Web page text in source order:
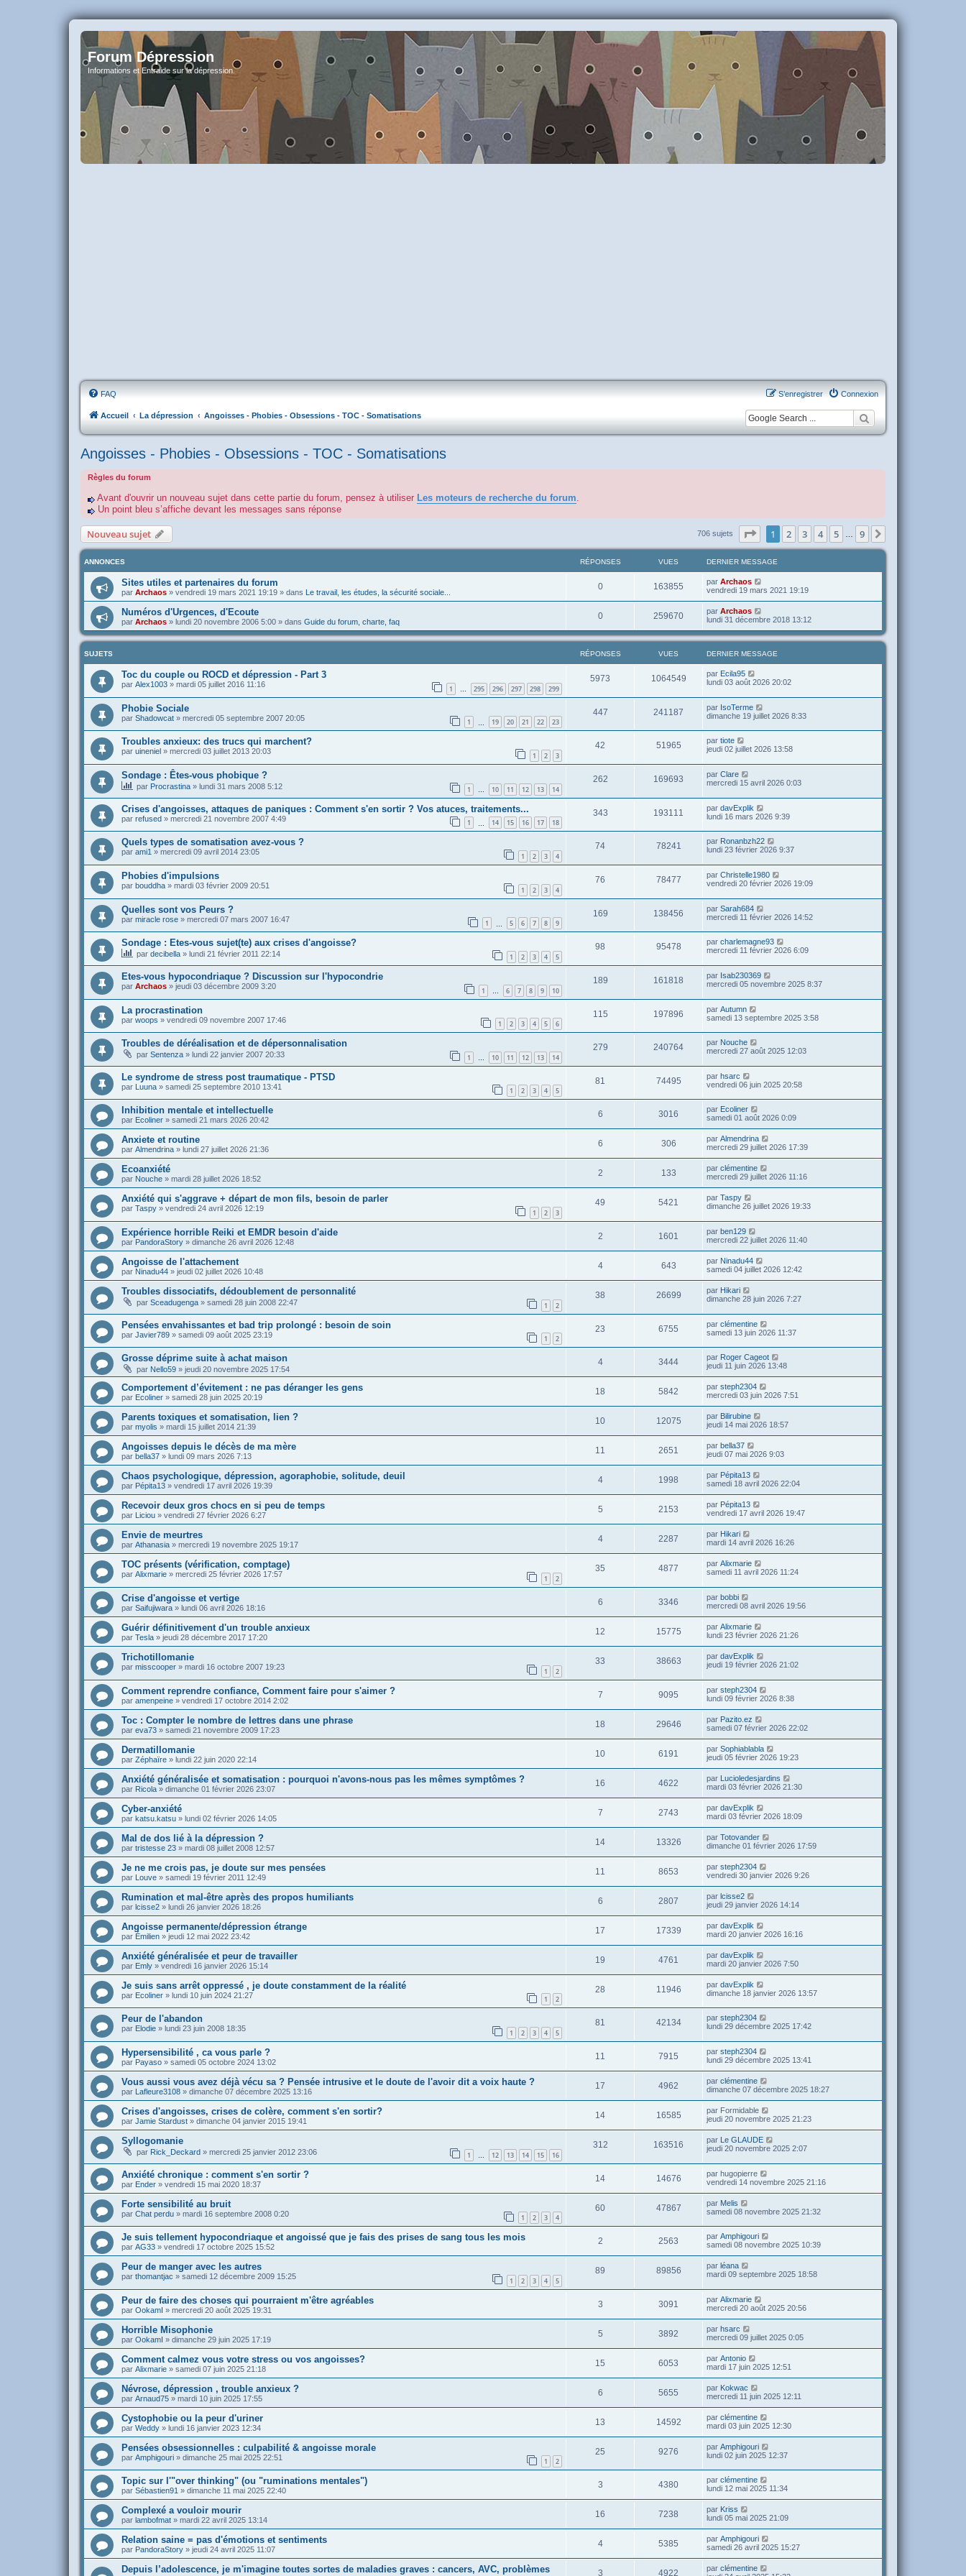
Forum Dépression
Informations et Entraide sur la dépression.
FAQ Connexion
S’enregistrer
Accueil La dépression Angoisses - Phobies - Obsessions - TOC - Somatisations
Angoisses - Phobies - Obsessions - TOC - Somatisations
Règles du forum
Avant d'ouvrir un nouveau sujet dans cette partie du forum, pensez à utiliser Les moteurs de recherche du forum.
Un point bleu s’affiche devant les messages sans réponse
Nouveau sujet 706 sujets Page sur9
1 2 3 4 5 9
ANNONCES RÉPONSES VUES DERNIER MESSAGE
Sites utiles et partenaires du forum
par Archaos » vendredi 19 mars 2021 19:19 » dans Le travail, les études, la sécurité sociale...
0 163855 par Archaos
vendredi 19 mars 2021 19:19
Numéros d'Urgences, d'Ecoute
par Archaos » lundi 20 novembre 2006 5:00 » dans Guide du forum, charte, faq
0 259670 par Archaos
lundi 31 décembre 2018 13:12
SUJETS RÉPONSES VUES DERNIER MESSAGE
Toc du couple ou ROCD et dépression - Part 3
par Alex1003 » mardi 05 juillet 2016 11:16 1 … 295 296 297 298 299
5973 1064549 par Ecila95
lundi 03 août 2026 20:02
Phobie Sociale
par Shadowcat » mercredi 05 septembre 2007 20:05 1 19 20 21 22 23
447 241187 par IsoTerme
dimanche 19 juillet 2026 8:33
Troubles anxieux: des trucs qui marchent?
par uineniel » mercredi 03 juillet 2013 20:03 1 2 3
42 51965 par tiote
jeudi 02 juillet 2026 13:58
Sondage : Êtes-vous phobique ?
par Procrastina » lundi 31 mars 2008 5:12 1 … 10 11 12 13 14
262 169693 par Clare
mercredi 15 avril 2026 0:03
Crises d'angoisses, attaques de paniques : Comment s'en sortir ? Vos atuces, traitements...
par refused » mercredi 21 novembre 2007 4:49 1 14 15 16 17 18
343 193111 par davExplik
lundi 16 mars 2026 9:39
Quels types de somatisation avez-vous ?
par ami1 » mercredi 09 avril 2014 23:05 1 2 3 4
74 78241 par Ronanbzh22
lundi 23 février 2026 9:37
Phobies d'impulsions
par bouddha » mardi 03 février 2009 20:51 1 2 3 4
76 78477 par Christelle1980
vendredi 20 février 2026 19:09
Quelles sont vos Peurs ?
par miracle rose » mercredi 07 mars 2007 16:47 1 5 6 7 8 9
169 138456 par Sarah684
mercredi 11 février 2026 14:52
Sondage : Etes-vous sujet(te) aux crises d'angoisse?
par decibella » lundi 21 février 2011 22:14 1 2 3 4 5
98 95478 par charlemagne93
mercredi 11 février 2026 6:09
Etes-vous hypocondriaque ? Discussion sur l'hypocondrie
par Archaos » jeudi 03 décembre 2009 3:20 1 6 7 8 9 10
189 161818 par Isab230369
mercredi 05 novembre 2025 8:37
La procrastination
par woops » vendredi 09 novembre 2007 17:46 1 2 3 4 5 6
115 197896 par Autumn
samedi 13 septembre 2025 3:58
Troubles de déréalisation et de dépersonnalisation
par Sentenza » lundi 22 janvier 2007 20:33 1 … 10 11 12 13 14
279 240764 par Nouche
mercredi 27 août 2025 12:03
Le syndrome de stress post traumatique - PTSD
par Luuna » samedi 25 septembre 2010 13:41 1 2 3 4 5
81 74495 par hsarc
vendredi 06 juin 2025 20:58
Inhibition mentale et intellectuelle
par Ecoliner » samedi 21 mars 2026 20:42
6 3016 par Ecoliner
samedi 01 août 2026 0:09
Anxiete et routine
par Almendrina » lundi 27 juillet 2026 21:36
6 306 par Almendrina
mercredi 29 juillet 2026 17:39
Ecoanxiété
par Nouche » mardi 28 juillet 2026 18:52
2 133 par clémentine
mercredi 29 juillet 2026 11:16
Anxiété qui s'aggrave + départ de mon fils, besoin de parler
par Taspy » vendredi 24 avril 2026 12:19 1 2 3
49 5421 par Taspy
dimanche 26 juillet 2026 19:33
Expérience horrible Reiki et EMDR besoin d'aide
par PandoraStory » dimanche 26 avril 2026 12:48
2 1601 par ben129
mercredi 22 juillet 2026 11:40
Angoisse de l'attachement
par Ninadu44 » jeudi 02 juillet 2026 10:48
4 643 par Ninadu44
samedi 04 juillet 2026 12:42
Troubles dissociatifs, dédoublement de personnalité
par Sceadugenga » samedi 28 juin 2008 22:47 1 2
38 26699 par Hikari
dimanche 28 juin 2026 7:27
Pensées envahissantes et bad trip prolongé : besoin de soin
par Javier789 » samedi 09 août 2025 23:19 1 2
23 6755 par clémentine
samedi 13 juin 2026 11:37
Grosse déprime suite à achat maison
par Nello59 » jeudi 20 novembre 2025 17:54
4 3444 par Roger Cageot
jeudi 11 juin 2026 13:48
Comportement d’évitement : ne pas déranger les gens
par Ecoliner » samedi 28 juin 2025 20:19
18 5842 par steph2304
mercredi 03 juin 2026 7:51
Parents toxiques et somatisation, lien ?
par myolis » mardi 15 juillet 2014 21:39
10 12075 par Bilirubine
jeudi 14 mai 2026 18:57
Angoisses depuis le décès de ma mère
par bella37 » lundi 09 mars 2026 7:13
11 2651 par bella37
jeudi 07 mai 2026 9:03
Chaos psychologique, dépression, agoraphobie, solitude, deuil
par Pépita13 » vendredi 17 avril 2026 19:39
4 1998 par Pépita13
samedi 18 avril 2026 22:04
Recevoir deux gros chocs en si peu de temps
par Liciou » vendredi 27 février 2026 6:27
5 2153 par Pépita13
vendredi 17 avril 2026 19:47
Envie de meurtres
par Athanasia » mercredi 19 novembre 2025 19:17
4 2287 par Hikari
mardi 14 avril 2026 16:26
TOC présents (vérification, comptage)
par Alixmarie » mercredi 25 février 2026 17:57 1 2
35 4877 par Alixmarie
samedi 11 avril 2026 11:24
Crise d'angoisse et vertige
par Saifujiwara » lundi 06 avril 2026 18:16
6 3346 par bobbi
mercredi 08 avril 2026 19:56
Guérir définitivement d'un trouble anxieux
par Tesla » jeudi 28 décembre 2017 17:20
12 15775 par Alixmarie
lundi 23 février 2026 21:26
Trichotillomanie
par misscooper » mardi 16 octobre 2007 19:23 1 2
33 38663 par davExplik
jeudi 19 février 2026 21:02
Comment reprendre confiance, Comment faire pour s'aimer ?
par amenpeine » vendredi 17 octobre 2014 2:02
7 9095 par steph2304
lundi 09 février 2026 8:38
Toc : Compter le nombre de lettres dans une phrase
par eva73 » samedi 21 novembre 2009 17:23
18 29646 par Pazito.ez
samedi 07 février 2026 22:02
Dermatillomanie
par Zéphaïre » lundi 22 juin 2020 22:14
10 6191 par Sophiablabla
jeudi 05 février 2026 19:23
Anxiété généralisée et somatisation : pourquoi n'avons-nous pas les mêmes symptômes ?
par Ricola » dimanche 01 février 2026 23:07
16 4622 par Lucioledesjardins
mardi 03 février 2026 21:30
Cyber-anxiété
par katsu.katsu » lundi 02 février 2026 14:05
7 2743 par davExplik
mardi 03 février 2026 18:09
Mal de dos lié à la dépression ?
par tristesse 23 » mardi 08 juillet 2008 12:57
14 13326 par Totovander
dimanche 01 février 2026 17:59
Je ne me crois pas, je doute sur mes pensées
par Louve » samedi 19 février 2011 12:49
11 8653 par steph2304
vendredi 30 janvier 2026 9:26
Rumination et mal-être après des propos humiliants
par lcisse2 » lundi 26 janvier 2026 18:26
6 2807 par lcisse2
jeudi 29 janvier 2026 14:14
Angoisse permanente/dépression étrange
par Émilien » jeudi 12 mai 2022 23:42
17 17339 par davExplik
mardi 20 janvier 2026 16:16
Anxiété généralisée et peur de travailler
par Emly » vendredi 16 janvier 2026 15:14
19 4761 par davExplik
mardi 20 janvier 2026 7:50
Je suis sans arrêt oppressé , je doute constamment de la réalité
par Ecoliner » lundi 10 juin 2024 21:27 1 2
28 11946 par davExplik
dimanche 18 janvier 2026 13:57
Peur de l'abandon
par Elodie » lundi 23 juin 2008 18:35 1 2 3 4 5
81 42134 par steph2304
lundi 29 décembre 2025 17:42
Hypersensibilité , ca vous parle ?
par Payaso » samedi 05 octobre 2024 13:02
11 7915 par steph2304
lundi 29 décembre 2025 13:41
Vous aussi vous avez déjà vécu sa ? Pensée intrusive et le doute de l'avoir dit a voix haute ?
par Lafleure3108 » dimanche 07 décembre 2025 13:16
17 4962 par clémentine
dimanche 07 décembre 2025 18:27
Crises d'angoisses, crises de colère, comment s'en sortir?
par Jamie Stardust » dimanche 04 janvier 2015 19:41
14 16585 par Formidable
jeudi 20 novembre 2025 21:23
Syllogomanie
par Rick_Deckard » mercredi 25 janvier 2012 23:06 1 … 12 13 14 15 16
312 163516 par Le GLAUDE
jeudi 20 novembre 2025 2:07
Anxiété chronique : comment s'en sortir ?
par Ender » vendredi 15 mai 2020 18:37
14 14676 par hugopierre
vendredi 14 novembre 2025 21:16
Forte sensibilité au bruit
par Chat perdu » mardi 16 septembre 2008 0:20 1 2 3 4
60 47867 par Melis
samedi 08 novembre 2025 21:32
Je suis tellement hypocondriaque et angoissé que je fais des prises de sang tous les mois
par AG33 » vendredi 17 octobre 2025 15:52
2 2563 par Amphigouri
samedi 08 novembre 2025 10:39
Peur de manger avec les autres
par thomantjac » samedi 12 décembre 2009 15:25 1 2 3 4 5
89 89856 par léana
mardi 09 septembre 2025 18:58
Peur de faire des choses qui pourraient m'être agréables
par OokamI » mercredi 20 août 2025 19:31
3 3091 par Alixmarie
mercredi 20 août 2025 20:56
Horrible Misophonie
par OokamI » dimanche 29 juin 2025 17:19
5 3892 par hsarc
mercredi 09 juillet 2025 0:05
Comment calmez vous votre stress ou vos angoisses?
par Alixmarie » samedi 07 juin 2025 21:18
15 6053 par Antonio
mardi 17 juin 2025 12:51
Névrose, dépression , trouble anxieux ?
par Arnaud75 » mardi 10 juin 2025 17:55
6 5655 par Kokwac
mercredi 11 juin 2025 12:11
Cystophobie ou la peur d'uriner
par Weddy » lundi 16 janvier 2023 12:34
13 14592 par clémentine
mardi 03 juin 2025 12:30
Pensées obsessionnelles : culpabilité & angoisse morale
par Amphigouri » dimanche 25 mai 2025 22:51 1 2
25 9276 par Amphigouri
lundi 02 juin 2025 12:37
Topic sur l'"over thinking" (ou "ruminations mentales")
par Sébastien91 » dimanche 11 mai 2025 22:40
3 4380 par clémentine
lundi 12 mai 2025 11:34
Complexé a vouloir mourir
par lambofmat » mardi 22 avril 2025 13:14
16 7238 par Kriss
lundi 05 mai 2025 21:09
Relation saine = pas d'émotions et sentiments
par PandoraStory » jeudi 24 avril 2025 11:07
4 5385 par Amphigouri
samedi 26 avril 2025 15:27
Depuis l’adolescence, je m'imagine toutes sortes de maladies graves : cancers, AVC, problèmes
3 4922 par clémentine